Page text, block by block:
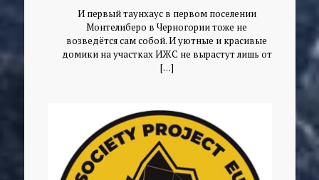
И первый таунхаус в первом поселении
Монтелиберо в Черногории тоже не
возведётся сам собой. И уютные и красивые
домики на участках ИЖС не вырастут лишь от
[…]